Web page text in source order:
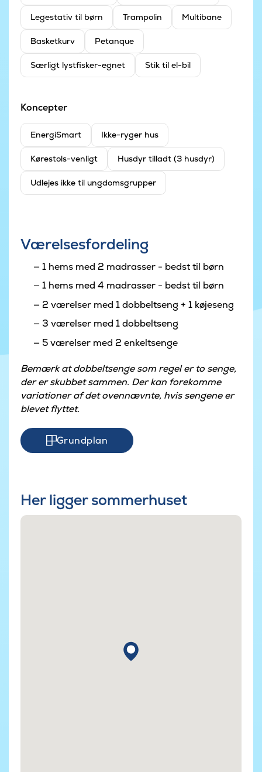
Legestativ til børn Trampolin Multibane
Basketkurv Petanque
Særligt lystfisker-egnet Stik til el-bil
Koncepter
EnergiSmart Ikke-ryger hus
Kørestols-venligt Husdyr tilladt (3 husdyr)
Udlejes ikke til ungdomsgrupper
Værelsesfordeling
1 hems med 2 madrasser - bedst til børn
1 hems med 4 madrasser - bedst til børn
2 værelser med 1 dobbeltseng + 1 køjeseng
3 værelser med 1 dobbeltseng
5 værelser med 2 enkeltsenge
Bemærk at dobbeltsenge som regel er to senge,
der er skubbet sammen. Der kan forekomme
variationer af det ovennævnte, hvis sengene er
blevet flyttet.
Grundplan
Her ligger sommerhuset